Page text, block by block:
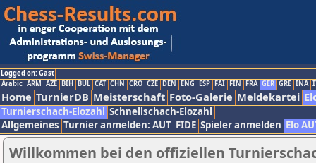
Logged on: Gast
Arabic ARM AZE BIH BUL CAT CHN CRO CZE DEN ENG ESP FAI FIN FRA GER GRE INA
Home TurnierDB Meisterschaft Foto-Galerie Meldekartei
Turnierschach-Elozahl Schnellschach-Elozahl
Allgemeines Turnier anmelden: AUT FIDE Spieler anmelden Elo
Willkommen bei den offiziellen